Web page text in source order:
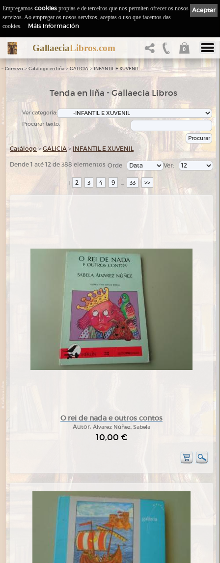
GallaeciaLibros.com 0
:: Comezo > Catálogo en liña > GALICIA> INFANTIL E XUVENIL
Tenda en liña - Gallaecia Libros
Ver categoría:
Procurar texto:
Catálogo >GALICIA > INFANTIL E XUVENIL
Dende 1 até 12 de 388 elementos Ver:
Orde
1 2 3 4 9 ... 33 >>
O rei de nada e outros contos
Autor: Álvarez Núñez, Sabela
10,00 €
Aceptar
Empregamos cookies propias e de terceiros que nos permiten ofrecer os nosos
servizos. Ao empregar os nosos servizos, aceptas o uso que facemos das
cookies.
Máis información